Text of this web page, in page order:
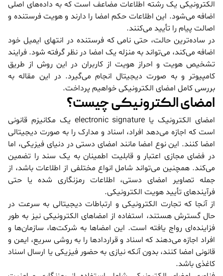
الکترونیکی یک رشته اطلاعات مضاعف است که به داده‌های اصلی
اضافه می‌شود. این اطلاعات حکم امضا را دارند و هویت فرستنده و
اصالت پیام را تأیید می‌کنند.
در ساده‌ترین حالت، حتی نامی که فرستنده در انتهای ایمیل خود
اضافه می‌کند، می‌تواند به منزله یک امضا در نظر گرفته شود. فرایند
تشخیص هویت و احراز هویت از کاربران در این روش از طریق
کامپیوتر و به صورت دیجیتال انجام می‌گیرد. در این مقاله به
بررسی کامل امضای الکترونیکی خواهیم پرداخت.
امضای الکترونیکی چیست؟
امضای الکترونیک یا electronic signature یک مکانیزم قانونی
است که اجازه می‌دهد افراد، اسناد و مدارک را به صورت دیجیتالی
امضا کنند. این نوع امضا مانند امضای دستی در دنیای فیزیکی، اما
در فضای مجازی اعتبار و قابلیت اطمینان به یک سند را تضمین
می‌کند. همچنین می‌تواند شامل انواع مختلفی از اطلاعات باشد، از
جمله تصاویر امضای دستی، اطلاعات رمزنگاری شده یا حتی
فرآیندهای تأیید هویت الکترونیکی.
از آنجا که تجارت الکترونیکی و ارتباطات دیجیتالی به سرعت در
حال گسترش هستند، استفاده از امضاهای الکترونیکی نیز به طور
فزاینده‌ای رواج یافته است. این امضاها به شرکت‌ها، سازمان‌ها و
افراد اجازه می‌دهند که اسناد و قراردادها را به روشی سریع، ایمن و
قانونی امضا کنند، بدون آنکه نیازی به حضور فیزیکی یا ارسال اسناد
کاغذی باشد.